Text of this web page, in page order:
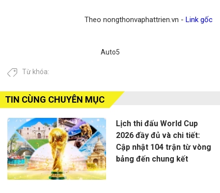
Theo nongthonvaphattrien.vn - Link gốc
Auto5
Từ khóa:
TIN CÙNG CHUYÊN MỤC
Lịch thi đấu World Cup
2026 đầy đủ và chi tiết:
Cập nhật 104 trận từ vòng
bảng đến chung kết